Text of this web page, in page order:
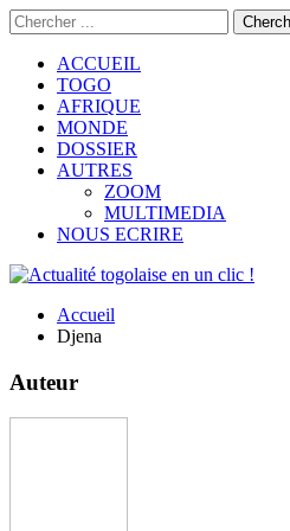
ACCUEIL
TOGO
AFRIQUE
MONDE
DOSSIER
AUTRES
ZOOM
MULTIMEDIA
NOUS ECRIRE
Accueil
Djena
Auteur